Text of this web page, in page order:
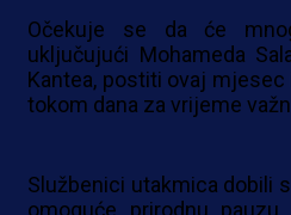
Očekuje se da će
uključujući Mohameda
Kantea, postiti ovaj
tokom dana za vrijeme
Službenici utakmica dobili